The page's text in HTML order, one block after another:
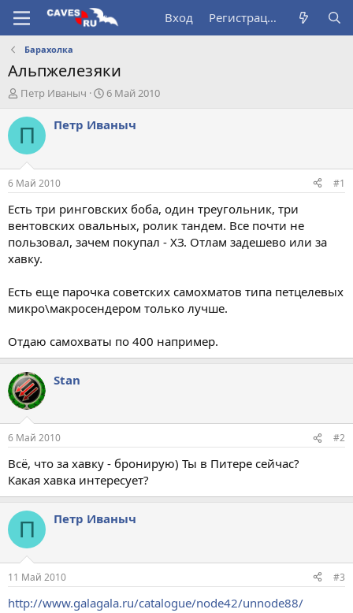
Вход Регистрация
Барахолка
Альпжелезяки
А
т
о
т
е
м
ы
Петр Иваныч
Д
т
а
л
6 Май 2010
П Петр Иваныч
6 Май 2010 #1
Есть три ринговских боба, один треугольник, три
вентовских овальных, ролик тандем. Все почти не
пользовал, зачем покупал - ХЗ. Отлам задешево или за
хавку.
Есть еще парочка советских самохматов типа петцелевых
микро\макросендером только лучше.
Отдаю самохваты по 400 например.
Stan
6 Май 2010 #2
Всё, что за хавку - бронирую) Ты в Питере сейчас?
Какая хавка интересует?
П Петр Иваныч
11 Май 2010 #3
http://www.galagala.ru/catalogue/node42/unnode88/